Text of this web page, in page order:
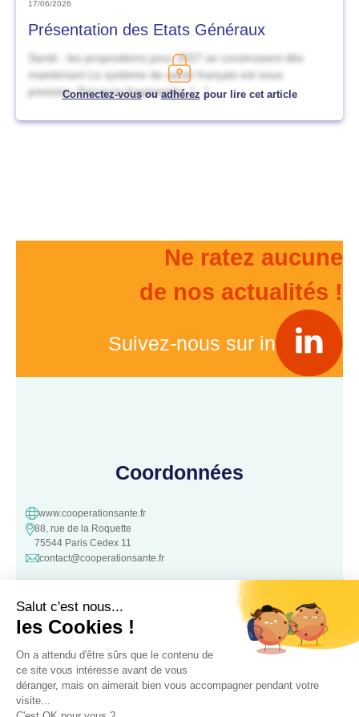
17/06/2026
Présentation des Etats Généraux
Santé : les propositions pour 2027 se construisent dès
maintenant Le système de santé français est sous
pression. Parcours fragmentés, […]
Connectez-vousouadhérez pour lire cet article
Ne ratez aucune
de nos actualités !
Suivez-nous sur in
Coordonnées
www.cooperationsante.fr
88, rue de la Roquette
75544 Paris Cedex 11
contact@cooperationsante.fr
Contact
Une question, une suggestion ?
N’hésitez pas à nous contacter :
Contacter nous